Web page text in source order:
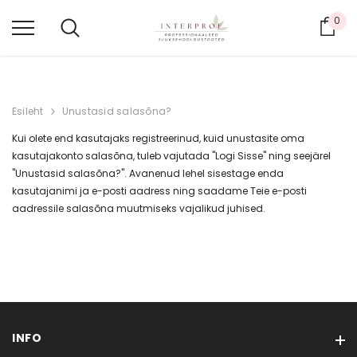
0
Esileht
Unustasid salasõna?
Kui olete end kasutajaks registreerinud, kuid unustasite oma
kasutajakonto salasõna, tuleb vajutada "Logi Sisse" ning seejärel
"Unustasid salasõna?". Avanenud lehel sisestage enda
kasutajanimi ja e-posti aadress ning saadame Teie e-posti
aadressile salasõna muutmiseks vajalikud juhised.
INFO